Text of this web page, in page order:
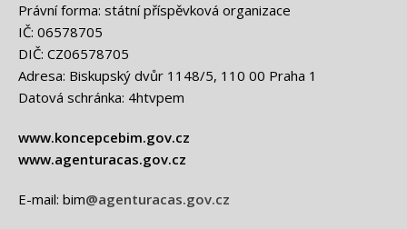
Právní forma: státní příspěvková organizace
IČ: 06578705
DIČ: CZ06578705
Adresa: Biskupský dvůr 1148/5, 110 00 Praha 1
Datová schránka: 4htvpem
www.koncepcebim.gov.cz
www.agenturacas.gov.cz
E-mail: bim@agenturacas.gov.cz